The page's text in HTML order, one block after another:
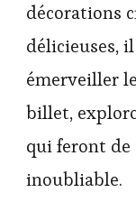
décorations
délicieuses,
émerveiller
billet,
qui feront
inoubliable.